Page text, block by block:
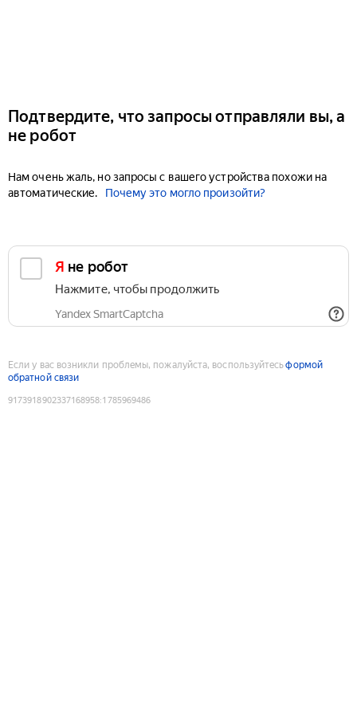
Подтвердите, что запросы отправляли вы, а
не робот
Нам очень жаль, но запросы с вашего устройства похожи на
автоматические.
Почему это могло произойти?
Я не робот
Нажмите, чтобы продолжить
Yandex SmartCaptcha
Если у вас возникли проблемы, пожалуйста, воспользуйтесьформой
обратной связи
9173918902337168958:1785969486